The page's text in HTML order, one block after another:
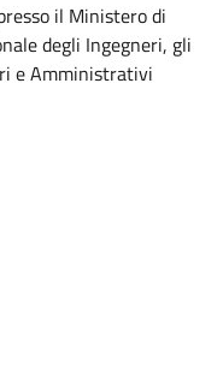
il Ministero di
degli Ingegneri, gli
e Amministrativi